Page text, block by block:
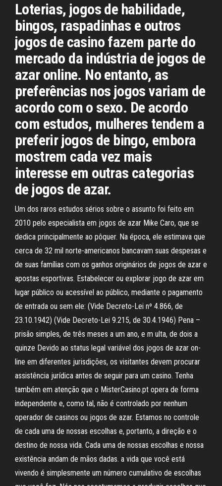
Loterias, jogos de habilidade,
bingos, raspadinhas e outros
jogos de casino fazem parte do
mercado da indústria de jogos de
azar online. No entanto, as
preferências nos jogos variam de
acordo com o sexo. De acordo
com estudos, mulheres tendem a
preferir jogos de bingo, embora
mostrem cada vez mais
interesse em outras categorias
de jogos de azar.
Um dos raros estudos sérios sobre o assunto foi feito em
2010 pelo especialista em jogos de azar Mike Caro, que se
dedica principalmente ao pôquer. Na época, ele estimava que
cerca de 32 mil norte-americanos bancavam suas despesas e
de suas famílias com os ganhos originários de jogos de azar e
apostas esportivas. Estabelecer ou explorar jogo de azar em
lugar público ou acessível ao público, mediante o pagamento
de entrada ou sem ele: (Vide Decreto-Lei nº 4.866, de
23.10.1942) (Vide Decreto-Lei 9.215, de 30.4.1946) Pena –
prisão simples, de três meses a um ano, e m ulta, de dois a
quinze Devido ao status legal variável dos jogos de azar on-
line em diferentes jurisdições, os visitantes devem procurar
assistência jurídica antes de seguir para um casino. Tenha
também em atenção que o MisterCasino.pt opera de forma
independente e, como tal, não é controlado por nenhum
operador de casinos ou jogos de azar. Estamos no controle
de cada uma de nossas escolhas e, portanto, a direção e o
destino de nossa vida. Cada uma de nossas escolhas e nossa
existência andam de mãos dadas. a vida que você está
vivendo é simplesmente um número cumulativo de escolhas